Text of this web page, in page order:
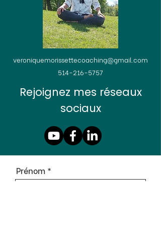
veroniquemorissettecoaching@gmail.com
514-216-5757
Rejoignez mes réseaux
sociaux
Prénom